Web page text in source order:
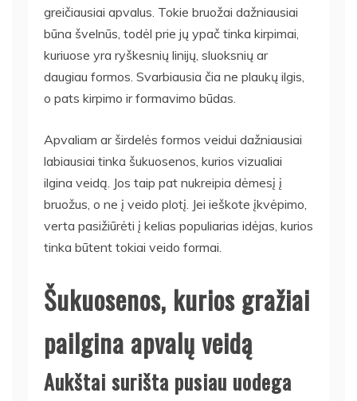
greičiausiai apvalus. Tokie bruožai dažniausiai
būna švelnūs, todėl prie jų ypač tinka kirpimai,
kuriuose yra ryškesnių linijų, sluoksnių ar
daugiau formos. Svarbiausia čia ne plaukų ilgis,
o pats kirpimo ir formavimo būdas.
Apvaliam ar širdelės formos veidui dažniausiai
labiausiai tinka šukuosenos, kurios vizualiai
ilgina veidą. Jos taip pat nukreipia dėmesį į
bruožus, o ne į veido plotį. Jei ieškote įkvėpimo,
verta pasižiūrėti į kelias populiarias idėjas, kurios
tinka būtent tokiai veido formai.
Šukuosenos, kurios gražiai
pailgina apvalų veidą
Aukštai surišta pusiau uodega